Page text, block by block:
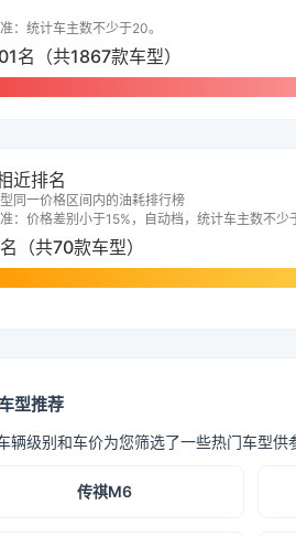
：统计车主数不少于20。
名（共1867款车型）
近排名
同一价格区间内的油耗排行榜
：价格差别小于15%，自动档，统计车主数不少
（共70款车型）
型推荐
辆级别和车价为您筛选了一些热门车型供
传祺M6